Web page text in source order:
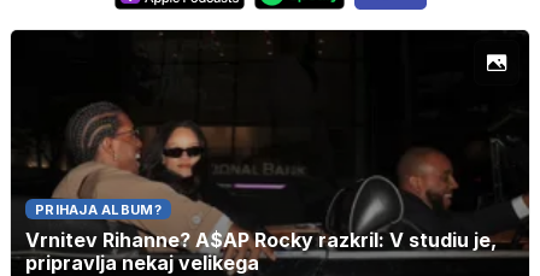
PRIHAJA ALBUM?
Vrnitev Rihanne? A$AP Rocky razkril: V studiu je,
pripravlja nekaj velikega